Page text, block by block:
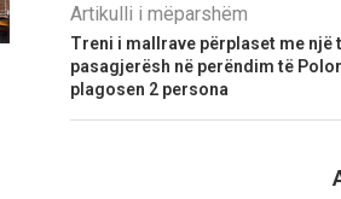
Artikulli i mëparshëm
Treni i mallrave përplaset me një
pasagjerësh në perëndim të
plagosen 2 persona